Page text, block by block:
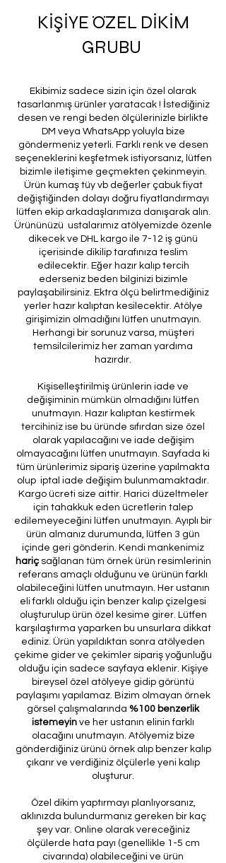
KİŞİYE ÖZEL DİKİM
GRUBU
Ekibimiz sadece sizin için özel olarak
tasarlanmış ürünler yaratacak ! İstediğiniz
desen ve rengi beden ölçülerinizle birlikte
DM veya WhatsApp yoluyla bize
göndermeniz yeterli. Farklı renk ve desen
seçeneklerini keşfetmek istiyorsanız, lütfen
bizimle iletişime geçmekten çekinmeyin.
Ürün kumaş tüy vb değerler çabuk fiyat
değiştiğinden dolayı doğru fiyatlandırmayı
lütfen ekip arkadaşlarımıza danışarak alın.
Ürününüzü ustalarımız atölyemizde özenle
dikecek ve DHL kargo ile 7-12 iş günü
içerisinde dikilip tarafınıza teslim
edilecektir. Eğer hazır kalıp tercih
ederseniz beden bilginizi bizimle
paylaşabilirsiniz. Ektra ölçü belirtmediğiniz
yerler hazır kalıptan kesilecektir. Atölye
girişimizin olmadığını lütfen unutmayın.
Herhangi bir sorunuz varsa, müşteri
temsilcilerimiz her zaman yardıma
hazırdır.
Kişiselleştirilmiş ürünlerin iade ve
değişiminin mümkün olmadığını lütfen
unutmayın. Hazır kalıptan kestirmek
tercihiniz ise bu üründe sıfırdan size özel
olarak yapılacağını ve iade değişim
olmayacağını lütfen unutmayın. Sayfada ki
tüm ürünlerimiz sipariş üzerine yapılmakta
olup iptal iade değişim bulunmamaktadır.
Kargo ücreti size aittir. Harici düzeltmeler
için tahakkuk eden ücretlerin talep
edilemeyeceğini lütfen unutmayın. Ayıplı bir
ürün almanız durumunda, lütfen 3 gün
içinde geri gönderin. Kendi mankenimiz
hariçsağlanan tüm örnek ürün resimlerinin
referans amaçlı olduğunu ve ürünün farklı
olabileceğini lütfen unutmayın. Her ustanın
eli farklı olduğu için benzer kalıp çizelgesi
oluşturulup ürün özel kesime girer. Lütfen
karşılaştırma yaparken bu unsurlara dikkat
ediniz. Ürün yapıldıktan sonra atölyeden
çekime gider ve çekimler sipariş yoğunluğu
olduğu için sadece sayfaya eklenir. Kişiye
bireysel özel atölyeye gidip görüntü
paylaşımı yapılamaz. Bizim olmayan örnek
görsel çalışmalarında %100 benzerlik
istemeyin ve her ustanın elinin farklı
olacağını unutmayın. Atölyemiz bize
gönderdiğiniz ürünü örnek alıp benzer kalıp
çıkarır ve verdiğiniz ölçülerle yeni kalıp
oluşturur.
Özel dikim yaptırmayı planlıyorsanız,
aklınızda bulundurmanız gereken bir kaç
şey var. Online olarak vereceğiniz
ölçülerde hata payı (genellikle 1-5 cm
civarında) olabileceğini ve ürün